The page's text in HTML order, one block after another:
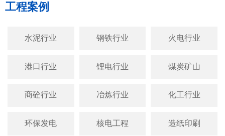
工程案例
水泥行业 钢铁行业 火电行业
港口行业 锂电行业 煤炭矿山
商砼行业 冶炼行业 化工行业
环保发电 核电工程 造纸印刷